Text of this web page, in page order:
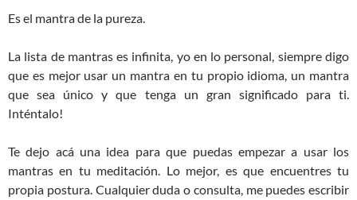
Es el mantra de la pureza.
La lista de mantras es infinita, yo en lo personal, siempre digo
que es mejor usar un mantra en tu propio idioma, un mantra
que sea único y que tenga un gran significado para ti.
Inténtalo!
Te dejo acá una idea para que puedas empezar a usar los
mantras en tu meditación. Lo mejor, es que encuentres tu
propia postura. Cualquier duda o consulta, me puedes escribir